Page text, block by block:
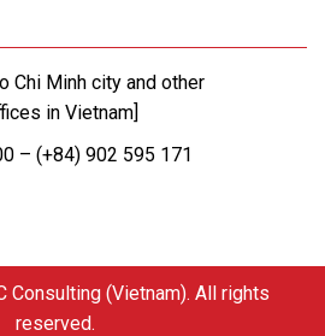
Chi Minh city and other
in Vietnam]
– (+84) 902 595 171
Consulting (Vietnam). All rights
reserved.